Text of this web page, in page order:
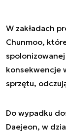
W zakładach
Chunmoo,
konsekwencje
sprzętu,
Do wypadku
Daejeon, w